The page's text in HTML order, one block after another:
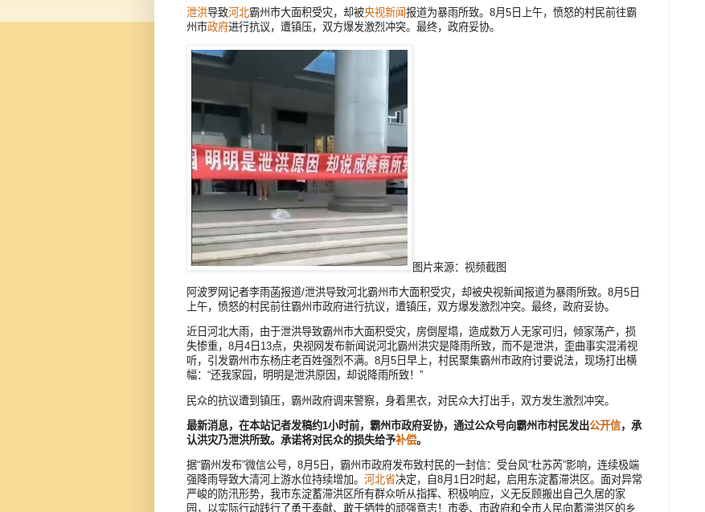
泄洪导致河北霸州市大面积受灾，却被央视新闻报道为暴雨所致。8月5日上午，愤怒的村民前往霸
州市政府进行抗议，遭镇压，双方爆发激烈冲突。最终，政府妥协。
图片来源：视频截图
阿波罗网记者李雨菡报道/泄洪导致河北霸州市大面积受灾，却被央视新闻报道为暴雨所致。8月5日
上午，愤怒的村民前往霸州市政府进行抗议，遭镇压，双方爆发激烈冲突。最终，政府妥协。
近日河北大雨，由于泄洪导致霸州市大面积受灾，房倒屋塌，造成数万人无家可归，倾家荡产，损
失惨重，8月4日13点，央视网发布新闻说河北霸州洪灾是降雨所致，而不是泄洪，歪曲事实混淆视
听，引发霸州市东杨庄老百姓强烈不满。8月5日早上，村民聚集霸州市政府讨要说法，现场打出横
幅：“还我家园，明明是泄洪原因，却说降雨所致！”
民众的抗议遭到镇压，霸州政府调来警察，身着黑衣，对民众大打出手，双方发生激烈冲突。
最新消息，在本站记者发稿约1小时前，霸州市政府妥协，通过公众号向霸州市村民发出公开信，承
认洪灾乃泄洪所致。承诺将对民众的损失给予补偿。
据“霸州发布”微信公号，8月5日，霸州市政府发布致村民的一封信：受台风“杜苏芮”影响，连续极端
强降雨导致大清河上游水位持续增加。 河北省决定，自8月1日2时起，启用东淀蓄滞洪区。面对异常
严峻的防汛形势，我市东淀蓄滞洪区所有群众听从指挥、积极响应，义无反顾搬出自己久居的家
园，以实际行动践行了勇于奉献、敢于牺牲的顽强意志！市委、市政府和全市人民向蓄滞洪区的乡